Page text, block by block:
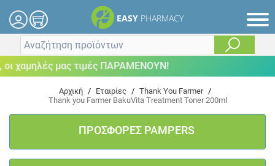
EASY PHARMACY
χαμηλές μας τιμές ΠΑΡΑΜΕΝΟΥΝ!
Αρχική / Εταιρίες / Thank You Farmer /
Thank you Farmer BakuVita Treatment Toner 200ml
ΠΡΟΣΦΟΡΕΣ PAMPERS